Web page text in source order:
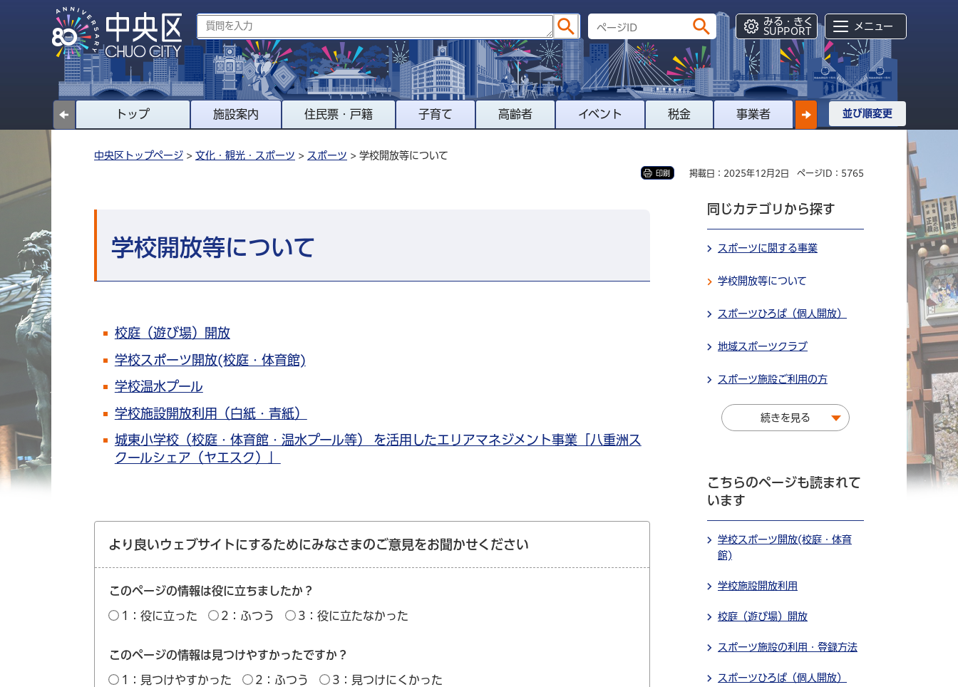
みる・きく
SUPPORT
メニュー
トップ 施設案内 住民票・戸籍 子育て 高齢者 イベント 税金 事業者 並び順変更
中央区トップページ > 文化・観光・スポーツ > スポーツ > 学校開放等について
印刷 掲載日：2025年12月2日 ページID：5765
学校開放等について
校庭（遊び場）開放
学校スポーツ開放(校庭・体育館)
学校温水プール
学校施設開放利用（白紙・青紙）
城東小学校（校庭・体育館・温水プール等） を活用したエリアマネジメント事業「⼋重洲ス
クールシェア（ヤエスク）」
より良いウェブサイトにするためにみなさまのご意見をお聞かせください
このページの情報は役に立ちましたか？
1：役に立った 2：ふつう 3：役に立たなかった
このページの情報は見つけやすかったですか？
1：見つけやすかった 2：ふつう 3：見つけにくかった
同じカテゴリから探す
スポーツに関する事業
学校開放等について
スポーツひろば（個人開放）
地域スポーツクラブ
スポーツ施設ご利用の方
続きを見る
こちらのページも読まれて
います
学校スポーツ開放(校庭・体育
館)
学校施設開放利用
校庭（遊び場）開放
スポーツ施設の利用・登録方法
スポーツひろば（個人開放）